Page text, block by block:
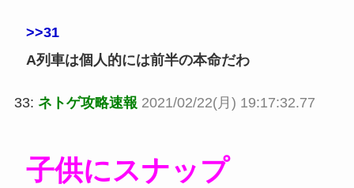
>>31
A列車は個人的には前半の本命だわ
33: ネトゲ攻略速報 2021/02/22(月) 19:17:32.77
子供にスナップ